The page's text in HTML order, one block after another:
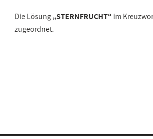
Die Lösung„STERNFRUCHT“ im
zugeordnet.